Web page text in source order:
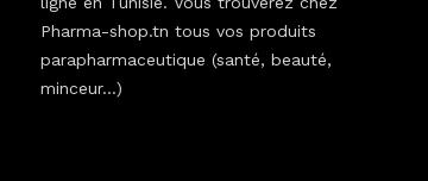
Pharma-shop.tn tous vos produits
parapharmaceutique (santé, beauté,
minceur...)